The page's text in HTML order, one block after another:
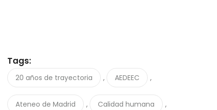
Tags:
20 años de trayectoria , AEDEEC ,
Ateneo de Madrid , Calidad humana ,